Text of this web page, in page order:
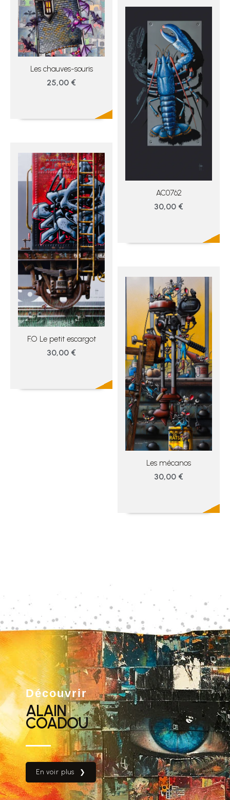
Les chauves-souris
25,00 €
F.O Le petit escargot
30,00 €
AC0762
30,00 €
Les mécanos
30,00 €
Découvrir
ALAIN
COADOU
En voir plus